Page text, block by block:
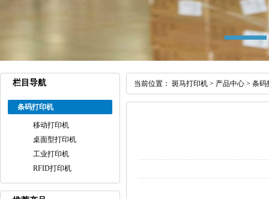
栏目导航
条码打印机
移动打印机
桌面型打印机
工业打印机
RFID打印机
当前位置： 斑马打印机 > 产品中心 > 条码